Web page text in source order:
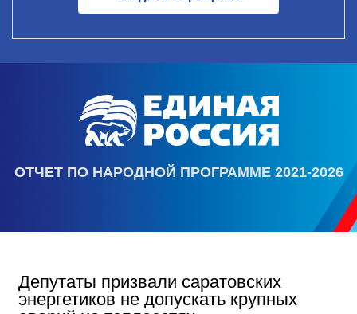
ОТЧЕТ ПО НАРОДНОЙ ПРОГРАММЕ 2021-2026
Депутаты призвали саратовских
энергетиков не допускать крупных